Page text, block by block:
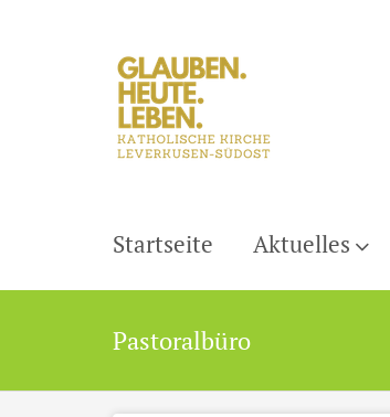
Startseite Aktuelles
Pastoralbüro